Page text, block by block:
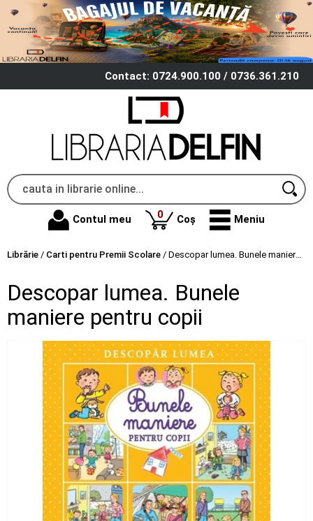
Contact: 0724.900.100 / 0736.361.210
Contul meu 0produse
Coș Meniu
Librărie / Carti pentru Premii Scolare / Descopar lumea. Bunele maniere pentru copii
Descopar lumea. Bunele
maniere pentru copii